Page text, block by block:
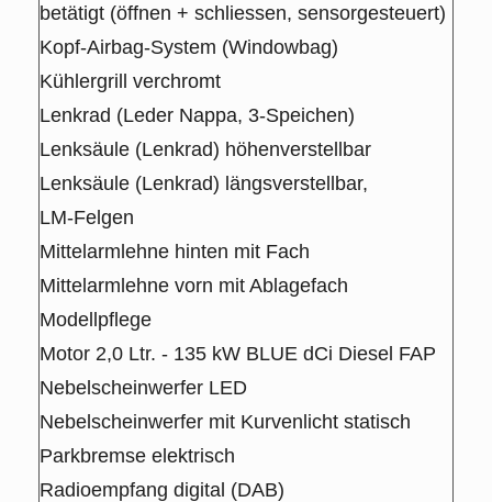
betätigt (öffnen + schliessen, sensorgesteuert)
Kopf-Airbag-System (Windowbag)
Kühlergrill verchromt
Lenkrad (Leder Nappa, 3-Speichen)
Lenksäule (Lenkrad) höhenverstellbar
Lenksäule (Lenkrad) längsverstellbar,
LM-Felgen
Mittelarmlehne hinten mit Fach
Mittelarmlehne vorn mit Ablagefach
Modellpflege
Motor 2,0 Ltr. - 135 kW BLUE dCi Diesel FAP
Nebelscheinwerfer LED
Nebelscheinwerfer mit Kurvenlicht statisch
Parkbremse elektrisch
Radioempfang digital (DAB)